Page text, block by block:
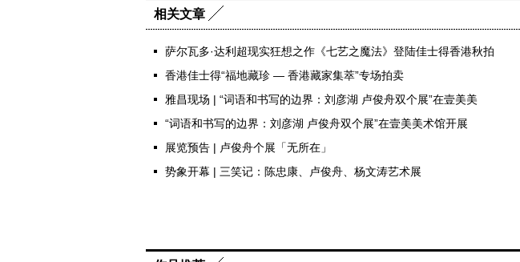
相关文章
萨尔瓦多·达利超现实狂想之作《七艺之魔法》登陆佳士得香港秋拍
香港佳士得“福地藏珍 — 香港藏家集萃”专场拍卖
雅昌现场 | “词语和书写的边界：刘彦湖 卢俊舟双个展”在壹美美
“词语和书写的边界：刘彦湖 卢俊舟双个展”在壹美美术馆开展
展览预告 | 卢俊舟个展「无所在」
势象开幕 | 三笑记：陈忠康、卢俊舟、杨文涛艺术展